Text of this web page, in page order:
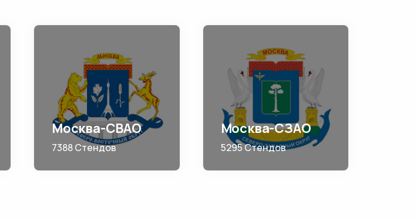
Москва-СВАО
7388 Стендов
Москва-СЗАО
5295 Стендов